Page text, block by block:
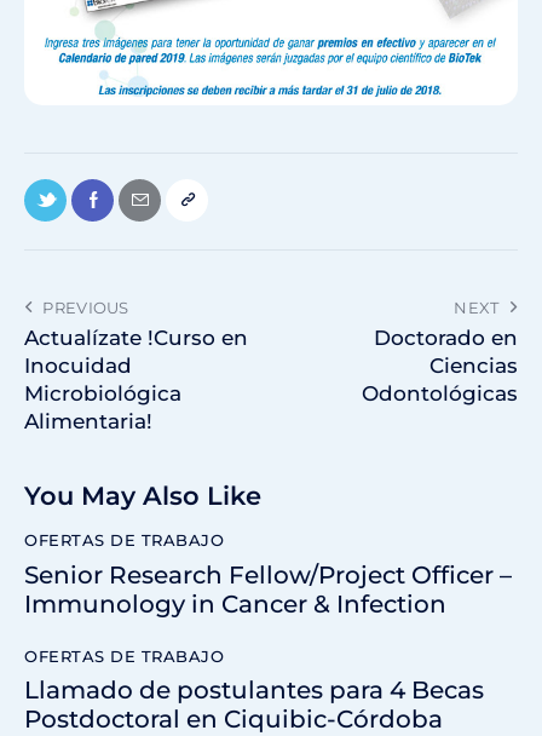
PREVIOUS
Actualízate !Curso en
Inocuidad
Microbiológica
Alimentaria!
NEXT
Doctorado en
Ciencias
Odontológicas
You May Also Like
OFERTAS DE TRABAJO
Senior Research Fellow/Project Officer –
Immunology in Cancer & Infection
OFERTAS DE TRABAJO
Llamado de postulantes para 4 Becas
Postdoctoral en Ciquibic-Córdoba